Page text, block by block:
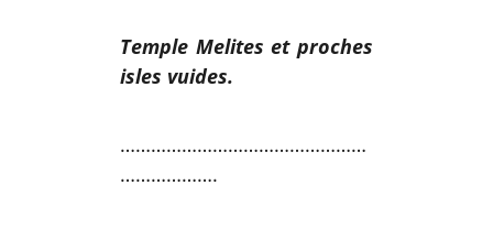
Temple Melites et proches
isles vuides.
…………………………………………
……………….